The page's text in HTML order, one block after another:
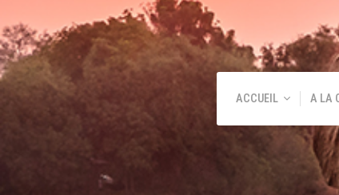
ACCUEIL A LA